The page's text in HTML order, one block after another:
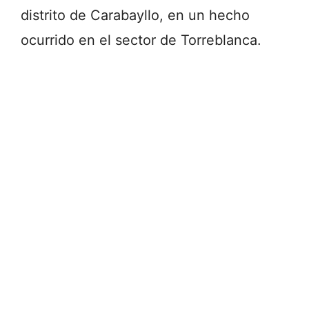
distrito de Carabayllo, en un hecho
ocurrido en el sector de Torreblanca.